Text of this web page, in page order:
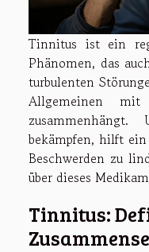
Tinnitus ist ein
Phänomen, das
turbulenten
Allgemeinen mit
bekämpfen, hilft
Beschwerden zu
über dieses
Tinnitus: